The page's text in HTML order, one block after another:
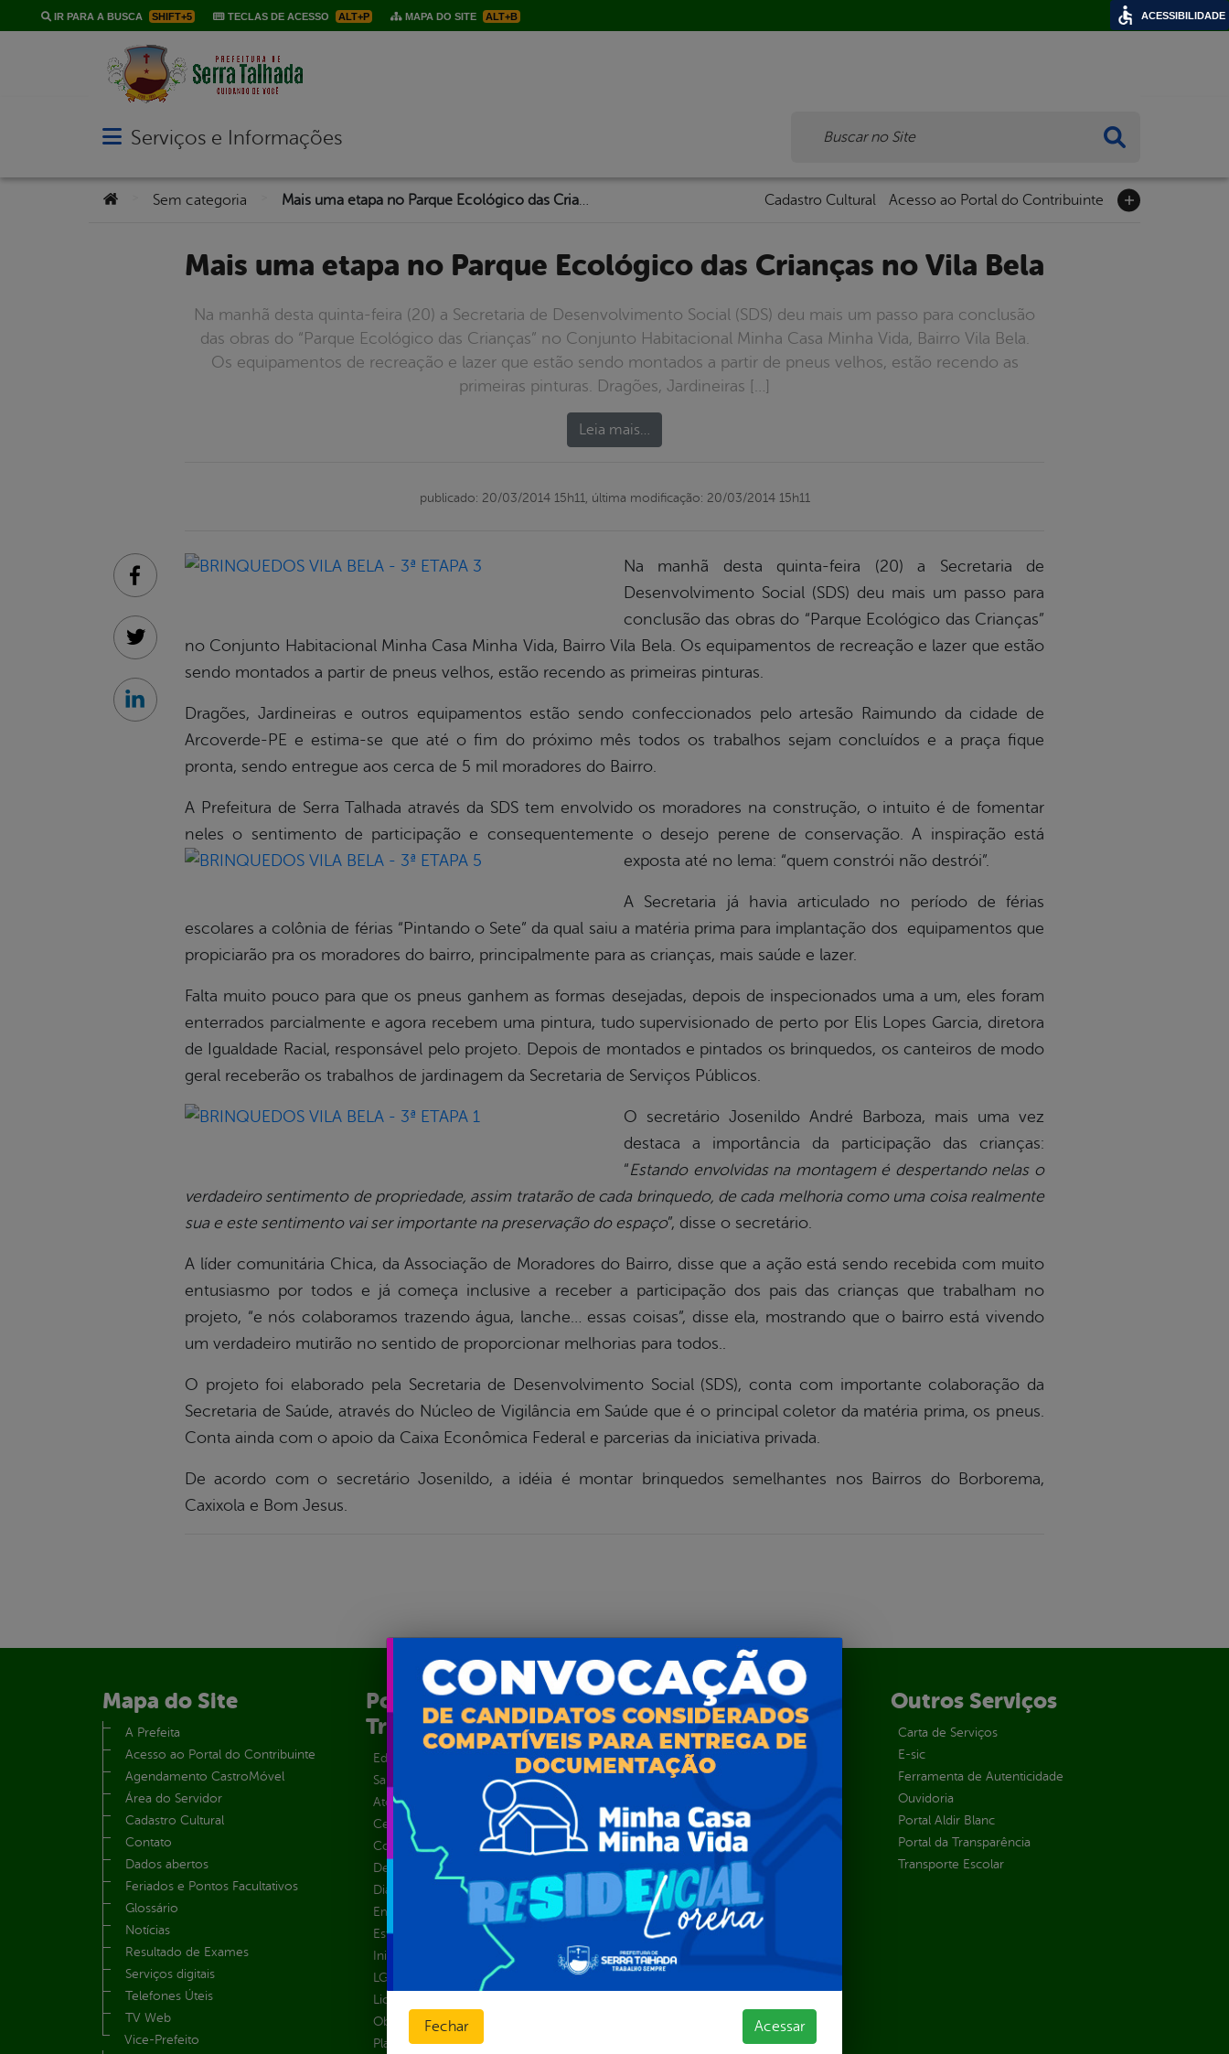
IR PARA A BUSCA SHIFT+5 TECLAS DE ACESSO ALT+P MAPA DO SITE ALT+B
Abrir menu principal de navegação
Serviços e Informações
Você está aqui:Sem categoria Cadastro Cultural Acesso ao Portal do Contribuinte
Mais uma etapa no Parque Ecológico das Crianças no Vila Bela
Na manhã desta quinta-feira (20) a Secretaria de Desenvolvimento Social (SDS) deu mais um passo para conclusão
das obras do “Parque Ecológico das Crianças” no Conjunto Habitacional Minha Casa Minha Vida, Bairro Vila Bela.
Os equipamentos de recreação e lazer que estão sendo montados a partir de pneus velhos, estão recendo as
primeiras pinturas. Dragões, Jardineiras […]
Leia mais…
publicado: 20/03/2014 15h11, última modificação: 20/03/2014 15h11
Na manhã desta quinta-feira (20) a Secretaria de
Desenvolvimento Social (SDS) deu mais um passo para
conclusão das obras do “Parque Ecológico das Crianças”
no Conjunto Habitacional Minha Casa Minha Vida, Bairro Vila Bela. Os equipamentos de recreação e lazer que estão
sendo montados a partir de pneus velhos, estão recendo as primeiras pinturas.
Dragões, Jardineiras e outros equipamentos estão sendo confeccionados pelo artesão Raimundo da cidade de
Arcoverde-PE e estima-se que até o fim do próximo mês todos os trabalhos sejam concluídos e a praça fique
pronta, sendo entregue aos cerca de 5 mil moradores do Bairro.
A Prefeitura de Serra Talhada através da SDS tem envolvido os moradores na construção, o intuito é de fomentar
neles o sentimento de participação e consequentemente o desejo perene de conservação. A inspiração está
exposta até no lema: “quem constrói não destrói”.
A Secretaria já havia articulado no período de férias
escolares a colônia de férias “Pintando o Sete” da qual saiu a matéria prima para implantação dos equipamentos que
propiciarão pra os moradores do bairro, principalmente para as crianças, mais saúde e lazer.
Falta muito pouco para que os pneus ganhem as formas desejadas, depois de inspecionados uma a um, eles foram
enterrados parcialmente e agora recebem uma pintura, tudo supervisionado de perto por Elis Lopes Garcia, diretora
de Igualdade Racial, responsável pelo projeto. Depois de montados e pintados os brinquedos, os canteiros de modo
geral receberão os trabalhos de jardinagem da Secretaria de Serviços Públicos.
O secretário Josenildo André Barboza, mais uma vez
destaca a importância da participação das crianças:
“Estando envolvidas na montagem é despertando nelas o
verdadeiro sentimento de propriedade, assim tratarão de cada brinquedo, de cada melhoria como uma coisa realmente
sua e este sentimento vai ser importante na preservação do espaço”, disse o secretário.
A líder comunitária Chica, da Associação de Moradores do Bairro, disse que a ação está sendo recebida com muito
entusiasmo por todos e já começa inclusive a receber a participação dos pais das crianças que trabalham no
projeto, “e nós colaboramos trazendo água, lanche… essas coisas”, disse ela, mostrando que o bairro está vivendo
um verdadeiro mutirão no sentido de proporcionar melhorias para todos..
O projeto foi elaborado pela Secretaria de Desenvolvimento Social (SDS), conta com importante colaboração da
Secretaria de Saúde, através do Núcleo de Vigilância em Saúde que é o principal coletor da matéria prima, os pneus.
Conta ainda com o apoio da Caixa Econômica Federal e parcerias da iniciativa privada.
De acordo com o secretário Josenildo, a idéia é montar brinquedos semelhantes nos Bairros do Borborema,
Caxixola e Bom Jesus.
Facebook
Twitter
Linkedin
Mapa do Site
A Prefeita
Acesso ao Portal do Contribuinte
Agendamento CastroMóvel
Área do Servidor
Cadastro Cultural
Contato
Dados abertos
Feriados e Pontos Facultativos
Glossário
Notícias
Resultado de Exames
Serviços digitais
Telefones Úteis
TV Web
Vice-Prefeito
Portal da
Transparência
Educação
Saúde
Atos normativos
Central de Dúvidas
Convênios e Transferências
Despesas
Diárias
Emendas parlamentares
Estrutura Organizacional
Inicio
LGPD e Governo Digital
Licitações e Contratos
Obras Públicas
Planejamento e Prestação de Contas
E-sic
Como solicitar
Consulte sua Solicitação
Decretos
Formulários
Prazos e autoridades
Sic Físico
Solicitar Recurso
Solicitar um pedido
Outros Serviços
Carta de Serviços
E-sic
Ferramenta de Autenticidade
Ouvidoria
Portal Aldir Blanc
Portal da Transparência
Transporte Escolar
Fechar Acessar
ACESSIBILIDADE